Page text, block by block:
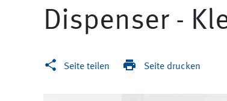
Dispenser -
Seite teilen Seite drucken